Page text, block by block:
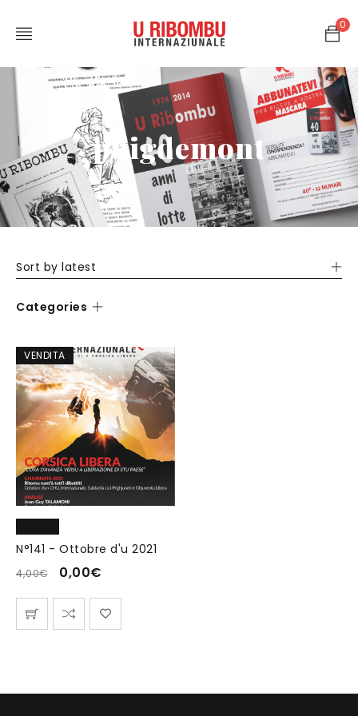
0
puigdemont
Sort by latest
Categories
VENDITA
N°141 - Ottobre d'u 2021
4,00€ 0,00€